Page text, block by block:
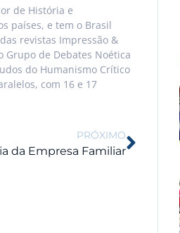
de História e
países, e tem o Brasil
revistas Impressão &
Grupo de Debates Noética
do Humanismo Crítico
com 16 e 17
PRÓXIMO
da Empresa Familiar